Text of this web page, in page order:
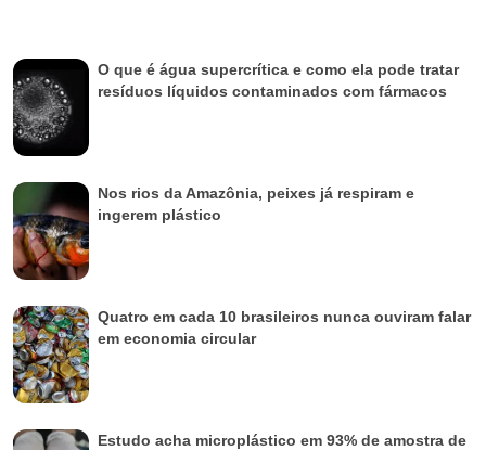
O que é água supercrítica e como ela pode tratar
resíduos líquidos contaminados com fármacos
Nos rios da Amazônia, peixes já respiram e
ingerem plástico
Quatro em cada 10 brasileiros nunca ouviram falar
em economia circular
Estudo acha microplástico em 93% de amostra de